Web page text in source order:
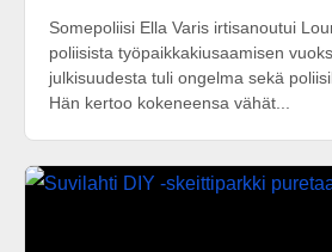
Somepoliisi Ella Varis irtisanoutui
poliisista työpaikkakiusaamisen
julkisuudesta tuli ongelma sekä
Hän kertoo kokeneensa vähät...